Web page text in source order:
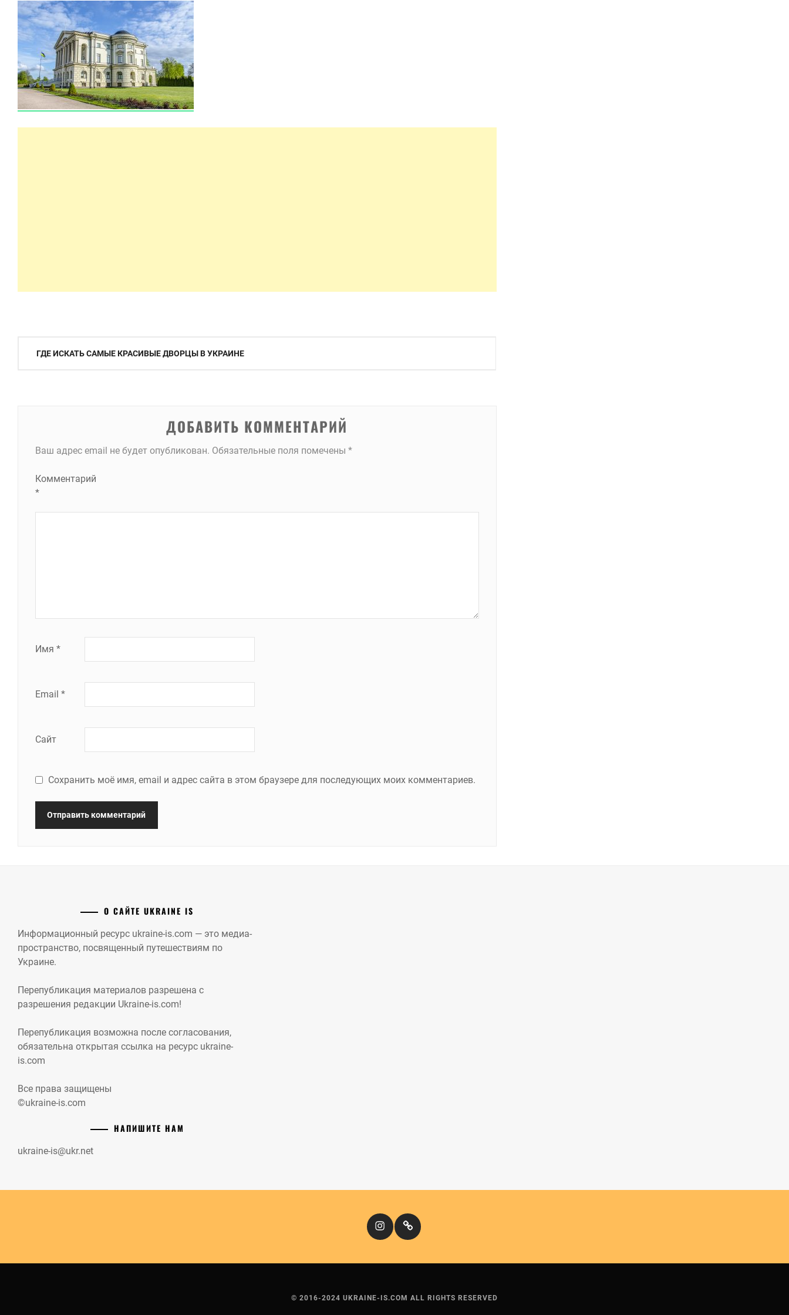
Навигация
ГДЕ ИСКАТЬ САМЫЕ КРАСИВЫЕ ДВОРЦЫ В УКРАИНЕ
ДОБАВИТЬ КОММЕНТАРИЙ
Ваш адрес email не будет опубликован. Обязательные поля помечены *
Комментарий
*
Имя *
Email *
Сайт
Сохранить моё имя, email и адрес сайта в этом браузере для последующих моих комментариев.
О САЙТЕ UKRAINE IS
Информационный ресурс ukraine-is.com — это медиа-
пространство, посвященный путешествиям по
Украине.
Перепубликация материалов разрешена с
разрешения редакции Ukraine-is.com!
Перепубликация возможна после согласования,
обязательна открытая ссылка на ресурс ukraine-
is.com
Все права защищены
©ukraine-is.com
НАПИШИТЕ НАМ
ukraine-is@ukr.net
InstagramКіномандри
© 2016-2024 UKRAINE-IS.COM ALL RIGHTS RESERVED